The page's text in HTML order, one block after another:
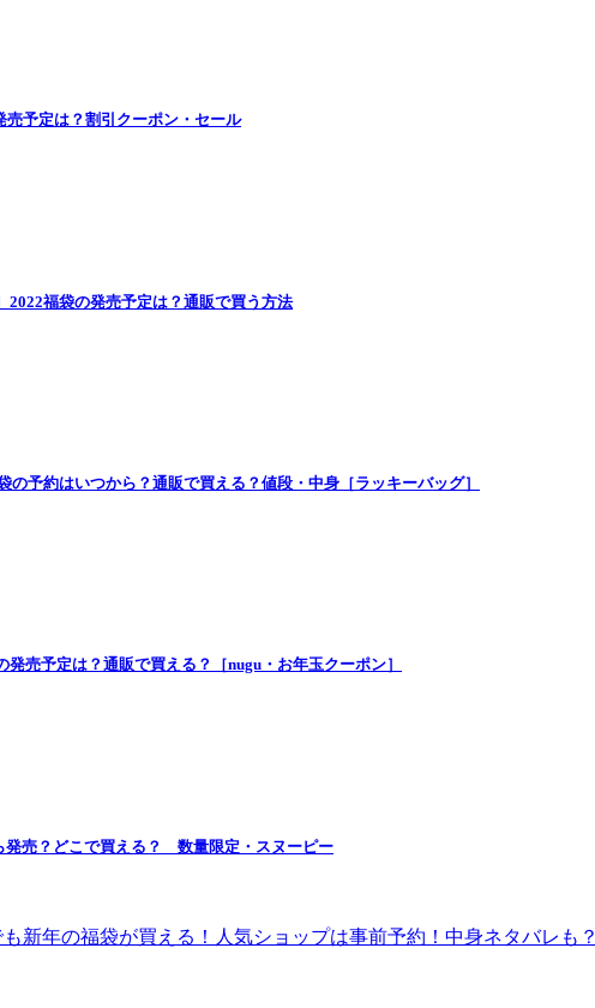
売予定は？割引クーポン・セール
2022福袋の発売予定は？通販で買う方法
の予約はいつから？通販で買える？値段・中身［ラッキーバッグ］
発売予定は？通販で買える？［nugu・お年玉クーポン］
発売？どこで買える？ 数量限定・スヌーピー
新年の福袋が買える！人気ショップは事前予約！中身ネタバレも？